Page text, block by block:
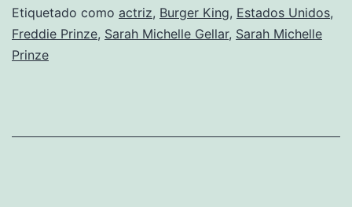
Gellar
Etiquetado como actriz, Burger King, Estados Unidos,
Freddie Prinze, Sarah Michelle Gellar, Sarah Michelle
Prinze